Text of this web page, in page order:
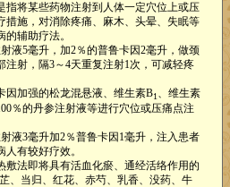
某些药物注射到人体一定穴位上或压
措施，对消除疼痛、麻木、头晕、失眠等
的辅助疗法。
5毫升，加2％的普鲁卡因2毫升，做颈
注射，隔3～4天重复注射1次，可减轻疼
加强的松龙混悬液、维生素B1、维生素
％的丹参注射液等进行穴位或压痛点注
3毫升加2％普鲁卡因1毫升，注入患者
人有较好疗效。
即将具有活血化瘀、通经活络作用的
、当归、红花、赤芍、乳香、没药、牛